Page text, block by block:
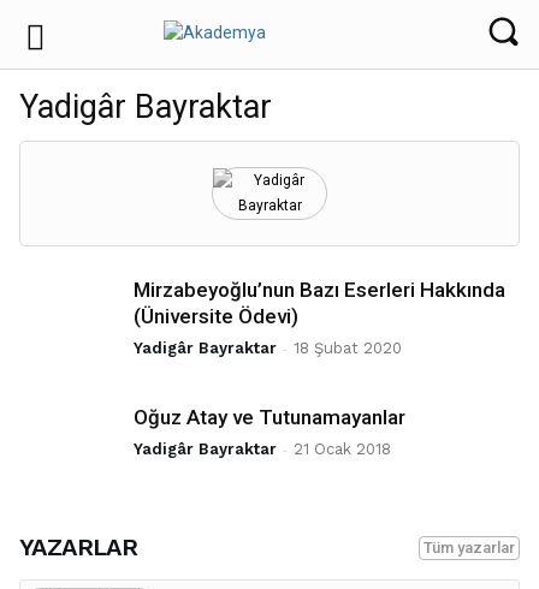
Yadigâr Bayraktar
Mirzabeyoğlu’nun Bazı Eserleri Hakkında
(Üniversite Ödevi)
Yadigâr Bayraktar - 18 Şubat 2020
Oğuz Atay ve Tutunamayanlar
Yadigâr Bayraktar - 21 Ocak 2018
YAZARLAR Tüm yazarlar